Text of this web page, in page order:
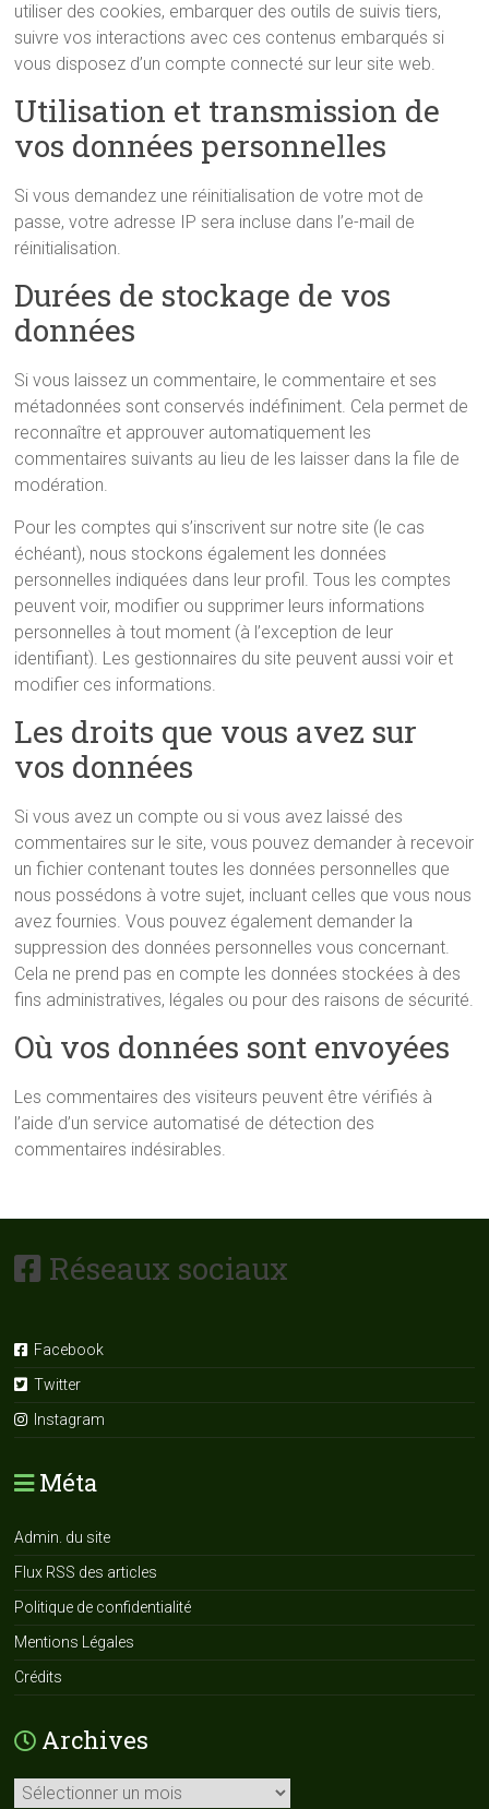
utiliser des cookies, embarquer des outils de suivis tiers,
suivre vos interactions avec ces contenus embarqués si
vous disposez d’un compte connecté sur leur site web.
Utilisation et transmission de
vos données personnelles
Si vous demandez une réinitialisation de votre mot de
passe, votre adresse IP sera incluse dans l’e-mail de
réinitialisation.
Durées de stockage de vos
données
Si vous laissez un commentaire, le commentaire et ses
métadonnées sont conservés indéfiniment. Cela permet de
reconnaître et approuver automatiquement les
commentaires suivants au lieu de les laisser dans la file de
modération.
Pour les comptes qui s’inscrivent sur notre site (le cas
échéant), nous stockons également les données
personnelles indiquées dans leur profil. Tous les comptes
peuvent voir, modifier ou supprimer leurs informations
personnelles à tout moment (à l’exception de leur
identifiant). Les gestionnaires du site peuvent aussi voir et
modifier ces informations.
Les droits que vous avez sur
vos données
Si vous avez un compte ou si vous avez laissé des
commentaires sur le site, vous pouvez demander à recevoir
un fichier contenant toutes les données personnelles que
nous possédons à votre sujet, incluant celles que vous nous
avez fournies. Vous pouvez également demander la
suppression des données personnelles vous concernant.
Cela ne prend pas en compte les données stockées à des
fins administratives, légales ou pour des raisons de sécurité.
Où vos données sont envoyées
Les commentaires des visiteurs peuvent être vérifiés à
l’aide d’un service automatisé de détection des
commentaires indésirables.
Réseaux sociaux
Facebook
Twitter
Instagram
Méta
Admin. du site
Flux RSS des articles
Politique de confidentialité
Mentions Légales
Crédits
Archives
Archives